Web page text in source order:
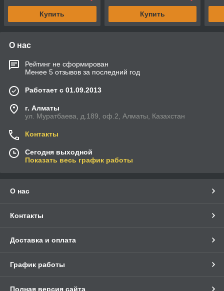
Купить Купить
О нас
Рейтинг не сформирован
Менее 5 отзывов за последний год
Работает с 01.09.2013
г. Алматы
ул. Муратбаева, д.189, оф.2, Алматы, Казахстан
Контакты
Сегодня выходной
Показать весь график работы
О нас
Контакты
Доставка и оплата
График работы
Полная версия сайта